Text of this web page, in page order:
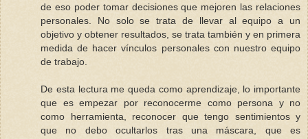
de eso poder tomar decisiones que mejoren las relaciones
personales. No solo se trata de llevar al equipo a un
objetivo y obtener resultados, se trata también y en primera
medida de hacer vínculos personales con nuestro equipo
de trabajo.
De esta lectura me queda como aprendizaje, lo importante
que es empezar por reconocerme como persona y no
como herramienta, reconocer que tengo sentimientos y
que no debo ocultarlos tras una máscara, que es